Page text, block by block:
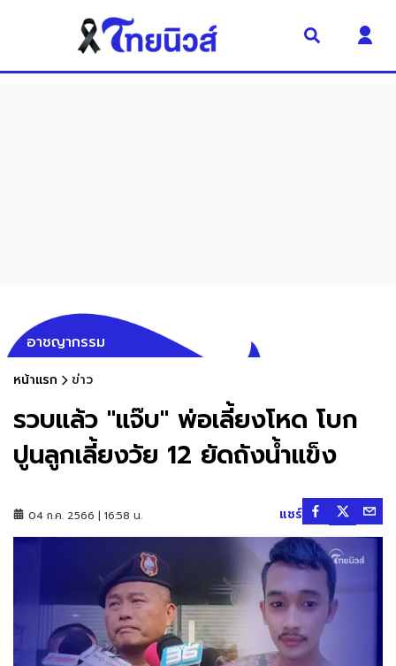
อาชญากรรม
หน้าแรก ข่าว
รวบแล้ว "แจ๊บ" พ่อเลี้ยงโหด โบก
ปูนลูกเลี้ยงวัย 12 ยัดถังน้ำแข็ง
04 ก.ค. 2566 | 16:58 น. แชร์